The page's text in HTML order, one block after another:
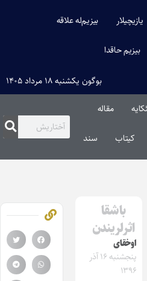
یازیچیلار بیزیم‌له علاقه
بیزیم حاقدا
بوگون یکشنبه ۱۸ مرداد ۱۴۰۵
مقاله‌
کیتاب سند
باشقا
اثرلریندن
اوخقای
پنجشنبه ۱۶ آذر
۱۳۹۶